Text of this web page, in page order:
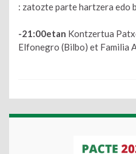
: zatozte parte hartzera edo
-21:00etan Kontzertua
Elfonegro (Bilbo) et Familia